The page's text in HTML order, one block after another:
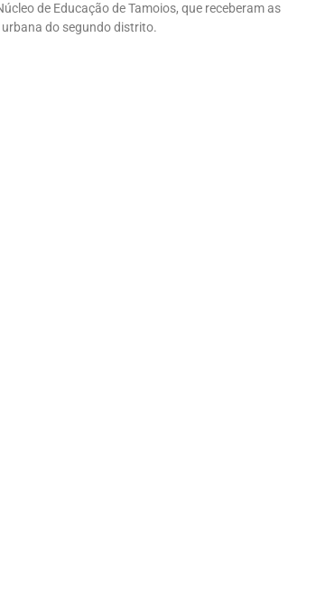
de Educação de Tamoios, que receberam as
do segundo distrito.